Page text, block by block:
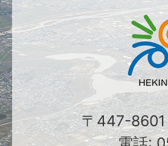
〒447-8601